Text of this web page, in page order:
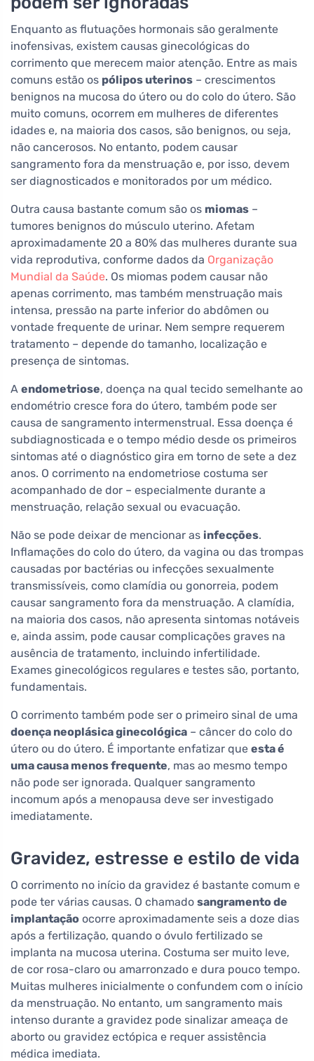
Enquanto as flutuações hormonais são geralmente
inofensivas, existem causas ginecológicas do
corrimento que merecem maior atenção. Entre as mais
comuns estão os pólipos uterinos – crescimentos
benignos na mucosa do útero ou do colo do útero. São
muito comuns, ocorrem em mulheres de diferentes
idades e, na maioria dos casos, são benignos, ou seja,
não cancerosos. No entanto, podem causar
sangramento fora da menstruação e, por isso, devem
ser diagnosticados e monitorados por um médico.
Outra causa bastante comum são os miomas –
tumores benignos do músculo uterino. Afetam
aproximadamente 20 a 80% das mulheres durante sua
vida reprodutiva, conforme dados da Organização
Mundial da Saúde. Os miomas podem causar não
apenas corrimento, mas também menstruação mais
intensa, pressão na parte inferior do abdômen ou
vontade frequente de urinar. Nem sempre requerem
tratamento – depende do tamanho, localização e
presença de sintomas.
A endometriose, doença na qual tecido semelhante ao
endométrio cresce fora do útero, também pode ser
causa de sangramento intermenstrual. Essa doença é
subdiagnosticada e o tempo médio desde os primeiros
sintomas até o diagnóstico gira em torno de sete a dez
anos. O corrimento na endometriose costuma ser
acompanhado de dor – especialmente durante a
menstruação, relação sexual ou evacuação.
Não se pode deixar de mencionar as infecções.
Inflamações do colo do útero, da vagina ou das trompas
causadas por bactérias ou infecções sexualmente
transmissíveis, como clamídia ou gonorreia, podem
causar sangramento fora da menstruação. A clamídia,
na maioria dos casos, não apresenta sintomas notáveis
e, ainda assim, pode causar complicações graves na
ausência de tratamento, incluindo infertilidade.
Exames ginecológicos regulares e testes são, portanto,
fundamentais.
O corrimento também pode ser o primeiro sinal de uma
doença neoplásica ginecológica – câncer do colo do
útero ou do útero. É importante enfatizar que esta é
uma causa menos frequente, mas ao mesmo tempo
não pode ser ignorada. Qualquer sangramento
incomum após a menopausa deve ser investigado
imediatamente.
Gravidez, estresse e estilo de vida
O corrimento no início da gravidez é bastante comum e
pode ter várias causas. O chamado sangramento de
implantação ocorre aproximadamente seis a doze dias
após a fertilização, quando o óvulo fertilizado se
implanta na mucosa uterina. Costuma ser muito leve,
de cor rosa-claro ou amarronzado e dura pouco tempo.
Muitas mulheres inicialmente o confundem com o início
da menstruação. No entanto, um sangramento mais
intenso durante a gravidez pode sinalizar ameaça de
aborto ou gravidez ectópica e requer assistência
médica imediata.